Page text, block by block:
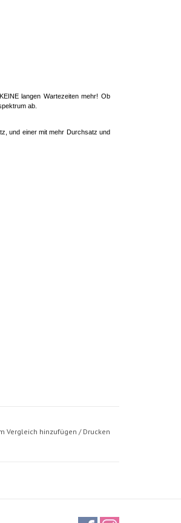
langen Wartezeiten mehr! Ob
ab.
und einer mit mehr Durchsatz und
Vergleich hinzufügen / Drucken